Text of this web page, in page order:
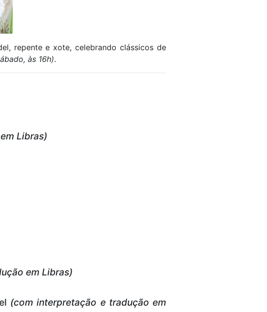
repente e xote, celebrando clássicos de
às 16h).
Libras)
em Libras)
(com interpretação e tradução em